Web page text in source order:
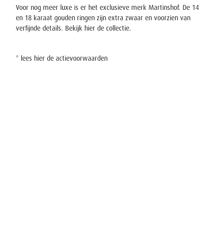
Voor nog meer luxe is er het exclusieve merk Martinshof. De 14
en 18 karaat gouden ringen zijn extra zwaar en voorzien van
verfijnde details. Bekijk hier de collectie.
* lees hier de actievoorwaarden